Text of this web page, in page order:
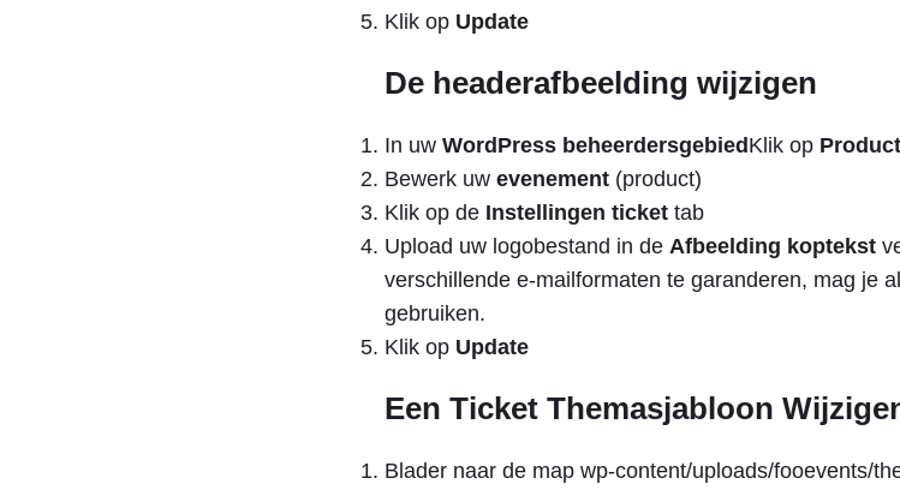
Klik op Update
De headerafbeelding wijzigen
In uw WordPress beheerdersgebiedKlik op
Bewerk uw evenement (product)
Klik op de Instellingen ticket tab
Upload uw logobestand in de Afbeelding koptekst
verschillende e-mailformaten te garanderen, mag je
gebruiken.
Klik op Update
Een Ticket Themasjabloon
Blader naar de map wp-content/uploads/fooevents/